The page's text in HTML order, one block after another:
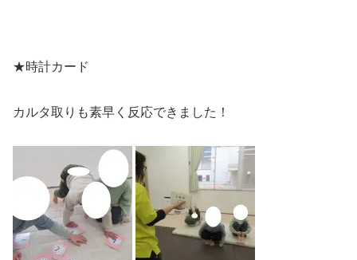
★時計カード
カルタ取りも素早く反応できました！